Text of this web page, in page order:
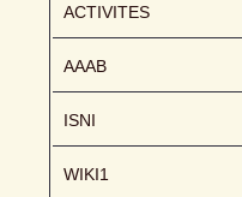
ACTIVITES
AAAB
ISNI
WIKI1